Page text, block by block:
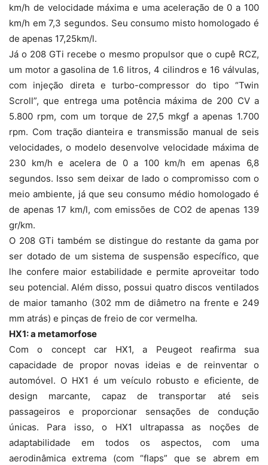
km/h de velocidade máxima e uma aceleração de 0 a 100
km/h em 7,3 segundos. Seu consumo misto homologado é
de apenas 17,25km/l.
Já o 208 GTi recebe o mesmo propulsor que o cupê RCZ,
um motor a gasolina de 1.6 litros, 4 cilindros e 16 válvulas,
com injeção direta e turbo-compressor do tipo “Twin
Scroll”, que entrega uma potência máxima de 200 CV a
5.800 rpm, com um torque de 27,5 mkgf a apenas 1.700
rpm. Com tração dianteira e transmissão manual de seis
velocidades, o modelo desenvolve velocidade máxima de
230 km/h e acelera de 0 a 100 km/h em apenas 6,8
segundos. Isso sem deixar de lado o compromisso com o
meio ambiente, já que seu consumo médio homologado é
de apenas 17 km/l, com emissões de CO2 de apenas 139
gr/km.
O 208 GTi também se distingue do restante da gama por
ser dotado de um sistema de suspensão específico, que
lhe confere maior estabilidade e permite aproveitar todo
seu potencial. Além disso, possui quatro discos ventilados
de maior tamanho (302 mm de diâmetro na frente e 249
mm atrás) e pinças de freio de cor vermelha.
HX1: a metamorfose
Com o concept car HX1, a Peugeot reafirma sua
capacidade de propor novas ideias e de reinventar o
automóvel. O HX1 é um veículo robusto e eficiente, de
design marcante, capaz de transportar até seis
passageiros e proporcionar sensações de condução
únicas. Para isso, o HX1 ultrapassa as noções de
adaptabilidade em todos os aspectos, com uma
aerodinâmica extrema (com “flaps” que se abrem em